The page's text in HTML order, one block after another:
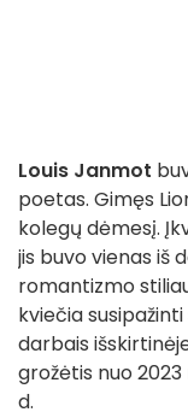
Louis Janmot
poetas. Gimęs
kolegų dėmesį.
jis buvo vienas iš
romantizmo
kviečia
darbais
grožėtis nuo 2023
d.